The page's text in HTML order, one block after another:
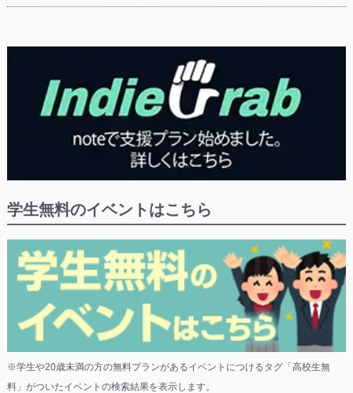
学生無料のイベントはこちら
※学生や20歳未満の方の無料プランがあるイベントにつけるタグ「高校生無
料」がついたイベントの検索結果を表示します。